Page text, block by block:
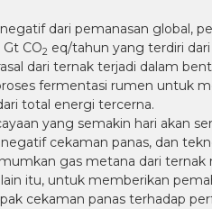
dari pemanasan global,
Gt CO2 eq/tahun yang terdiri dari
dari ternak terjadi dalam
fermentasi rumen untuk
total energi tercerna.
yang semakin hari
cekaman panas, dan
gas metana dari
itu, untuk memberikan
cekaman panas terhadap